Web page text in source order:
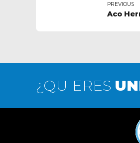
PREVIOUS
Aco
¿QUIERES